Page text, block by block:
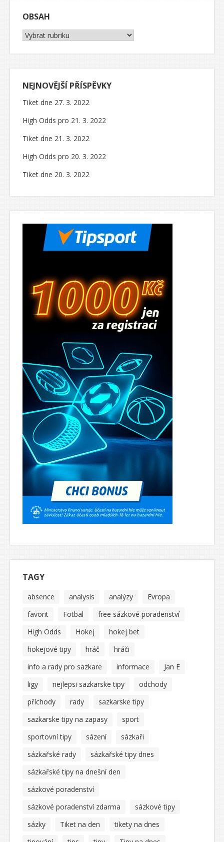
OBSAH
Obsah
NEJNOVĚJŠÍ PŘÍSPĚVKY
Tiket dne 27. 3. 2022
High Odds pro 21. 3. 2022
Tiket dne 21. 3. 2022
High Odds pro 20. 3. 2022
Tiket dne 20. 3. 2022
TAGY
absence analysis analýzy
Evropa
favorit
Fotbal
free sázkové poradenství
High Odds
Hokej
hokej bet
hokejové tipy
hráč
hráči
info a rady pro sazkare
informace
Jan E
ligy
nejlepsi sazkarske tipy
odchody
příchody
rady
sazkarske tipy
sazkarske tipy na zapasy
sport
sportovní tipy
sázení
sázkaři
sázkařské rady
sázkařské tipy dnes
sázkařské tipy na dnešní den
sázkové poradenství
sázkové poradenství zdarma
sázkové tipy
sázky
Tiket na den
tikety na dnes